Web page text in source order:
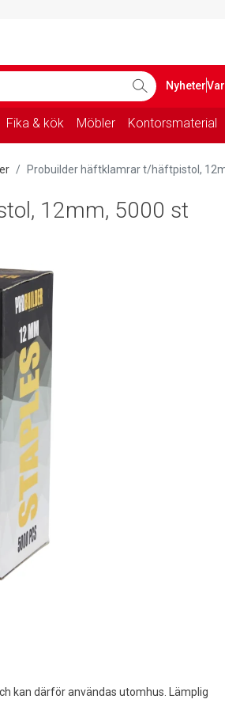
Nyheter
Fika & kök Möbler Kontorsmaterial
Probuilder häftklamrar t/häftpistol,
kan därför användas utomhus. Lämplig
12mm, 5000 st